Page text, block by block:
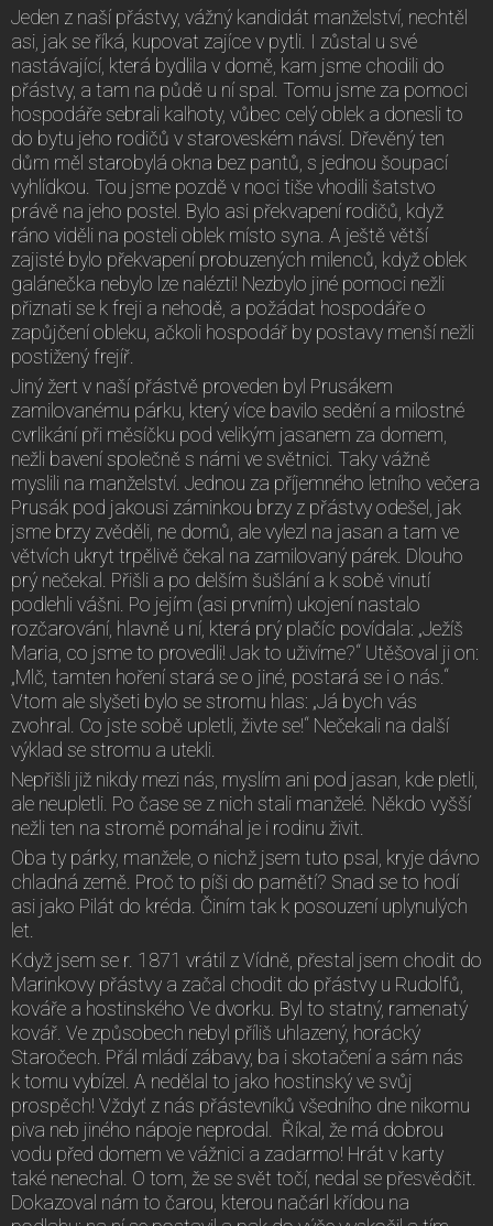
Jeden z naší přástvy, vážný kandidát manželství, nechtěl
asi, jak se říká, kupovat zajíce v pytli. I zůstal u své
nastávající, která bydlila v domě, kam jsme chodili do
přástvy, a tam na půdě u ní spal. Tomu jsme za pomoci
hospodáře sebrali kalhoty, vůbec celý oblek a donesli to
do bytu jeho rodičů v staroveském návsí. Dřevěný ten
dům měl starobylá okna bez pantů, s jednou šoupací
vyhlídkou. Tou jsme pozdě v noci tiše vhodili šatstvo
právě na jeho postel. Bylo asi překvapení rodičů, když
ráno viděli na posteli oblek místo syna. A ještě větší
zajisté bylo překvapení probuzených milenců, když oblek
galánečka nebylo lze nalézti! Nezbylo jiné pomoci nežli
přiznati se k freji a nehodě, a požádat hospodáře o
zapůjčení obleku, ačkoli hospodář by postavy menší nežli
postižený frejíř.
Jiný žert v naší přástvě proveden byl Prusákem
zamilovanému párku, který více bavilo sedění a milostné
cvrlikání při měsíčku pod velikým jasanem za domem,
nežli bavení společně s námi ve světnici. Taky vážně
myslili na manželství. Jednou za příjemného letního večera
Prusák pod jakousi záminkou brzy z přástvy odešel, jak
jsme brzy zvěděli, ne domů, ale vylezl na jasan a tam ve
větvích ukryt trpělivě čekal na zamilovaný párek. Dlouho
prý nečekal. Přišli a po delším šušlání a k sobě vinutí
podlehli vášni. Po jejím (asi prvním) ukojení nastalo
rozčarování, hlavně u ní, která prý plačíc povídala: „Ježíš
Maria, co jsme to provedli! Jak to uživíme?“ Utěšoval ji on:
„Mlč, tamten hoření stará se o jiné, postará se i o nás.“
Vtom ale slyšeti bylo se stromu hlas: „Já bych vás
zvohral. Co jste sobě upletli, živte se!“ Nečekali na další
výklad se stromu a utekli.
Nepřišli již nikdy mezi nás, myslím ani pod jasan, kde pletli,
ale neupletli. Po čase se z nich stali manželé. Někdo vyšší
nežli ten na stromě pomáhal je i rodinu živit.
Oba ty párky, manžele, o nichž jsem tuto psal, kryje dávno
chladná země. Proč to píši do pamětí? Snad se to hodí
asi jako Pilát do kréda. Činím tak k posouzení uplynulých
let.
Když jsem se r. 1871 vrátil z Vídně, přestal jsem chodit do
Marinkovy přástvy a začal chodit do přástvy u Rudolfů,
kováře a hostinského Ve dvorku. Byl to statný, ramenatý
kovář. Ve způsobech nebyl příliš uhlazený, horácký
Staročech. Přál mládí zábavy, ba i skotačení a sám nás
k tomu vybízel. A nedělal to jako hostinský ve svůj
prospěch! Vždyť z nás přástevníků všedního dne nikomu
piva neb jiného nápoje neprodal. Říkal, že má dobrou
vodu před domem ve vážnici a zadarmo! Hrát v karty
také nenechal. O tom, že se svět točí, nedal se přesvědčit.
Dokazoval nám to čarou, kterou načárl křídou na